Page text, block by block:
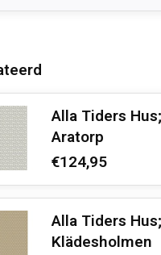
Alla Tiders
Aratorp
€124,95
Alla Tiders
Klädesholmen